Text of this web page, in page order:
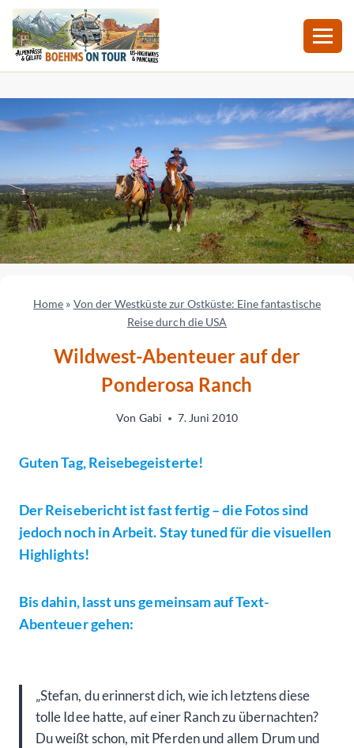
springen
Home » Von der Westküste zur Ostküste: Eine fantastische
Reise durch die USA
Wildwest-Abenteuer auf der
Ponderosa Ranch
Von Gabi 7. Juni 2010
Guten Tag, Reisebegeisterte!
Der Reisebericht ist fast fertig – die Fotos sind
jedoch noch in Arbeit. Stay tuned für die visuellen
Highlights!
Bis dahin, lasst uns gemeinsam auf Text-
Abenteuer gehen:
„Stefan, du erinnerst dich, wie ich letztens diese
tolle Idee hatte, auf einer Ranch zu übernachten?
Du weißt schon, mit Pferden und allem Drum und